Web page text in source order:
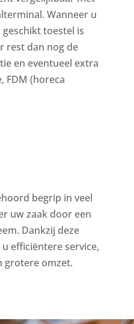
Wanneer u
toestel is
rest dan nog de
en eventueel extra
FDM (horeca
begrip in veel
uw zaak door een
Dankzij deze
efficiëntere service,
grotere omzet.